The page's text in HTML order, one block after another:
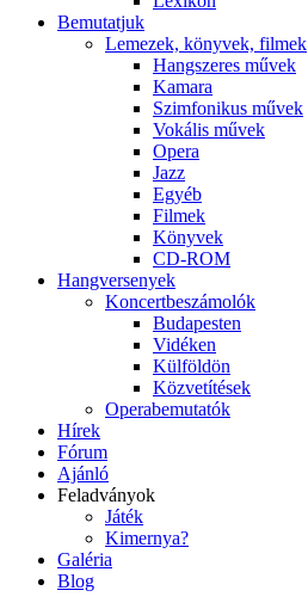
Bemutatjuk
Lemezek, könyvek, filmek
Hangszeres művek
Kamara
Szimfonikus művek
Vokális művek
Opera
Jazz
Egyéb
Filmek
Könyvek
CD-ROM
Hangversenyek
Koncertbeszámolók
Budapesten
Vidéken
Külföldön
Közvetítések
Operabemutatók
Hírek
Fórum
Ajánló
Feladványok
Játék
Kimernya?
Galéria
Blog